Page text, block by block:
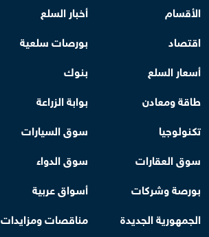
الأقسام
أخبار السلع
اقتصاد
بورصات سلعية
أسعار السلع
بنوك
طاقة ومعادن
بوابة الزراعة
تكنولوجيا
سوق السيارات
سوق العقارات
سوق الدواء
بورصة وشركات
أسواق عربية
الجمهورية الجديدة
مناقصات ومزايدات